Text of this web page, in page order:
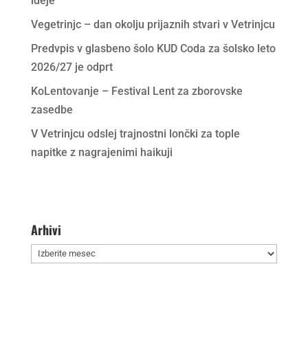
Vegetrinjc – dan okolju prijaznih stvari v Vetrinjcu
Predvpis v glasbeno šolo KUD Coda za šolsko leto
2026/27 je odprt
KoLentovanje – Festival Lent za zborovske
zasedbe
V Vetrinjcu odslej trajnostni lončki za tople
napitke z nagrajenimi haikuji
Arhivi
Arhivi